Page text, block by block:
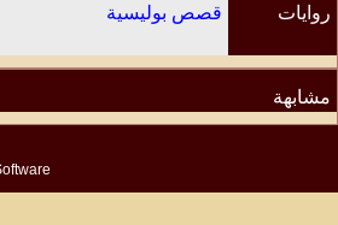
روايات
مشابهة
قصص بوليسية